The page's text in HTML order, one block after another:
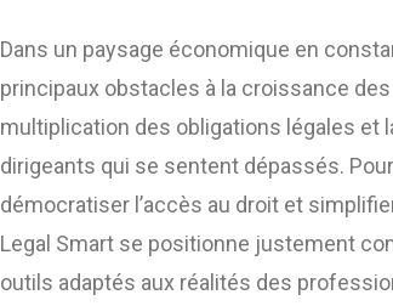
Dans un paysage économique en
principaux obstacles à la croissance
multiplication des obligations légales
dirigeants qui se sentent dépassés.
démocratiser l’accès au droit et
Legal Smart se positionne justement
outils adaptés aux réalités des